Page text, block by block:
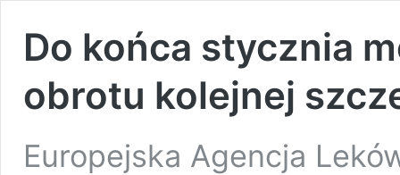
Do końca stycznia
obrotu kolejnej
Europejska Agencja